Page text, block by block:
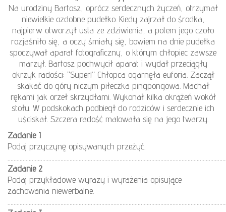
Na urodziny Bartosz, oprócz serdecznych życzeń, otrzymał
niewielkie ozdobne pudełko. Kiedy zajrzał do środka,
najpierw otworzył usta ze zdziwienia, a potem jego czoło
rozjaśniło się, a oczy śmiały się, bowiem na dnie pudełka
spoczywał aparat fotograficzny, o którym chłopiec zawsze
marzył. Bartosz pochwycił aparat i wydał przeciągły
okrzyk radości: “Super!” Chłopca ogarnęła euforia. Zaczął
skakać do góry niczym piłeczka pingpongowa. Machał
rękami jak orzeł skrzydłami. Wykonał kilka okrążeń wokół
stołu. W podskokach podbiegł do rodziców i serdecznie ich
uściskał. Szczera radość malowała się na jego twarzy.
Zadanie 1
Podaj przyczynę opisywanych przeżyć.
Zadanie 2
Podaj przykładowe wyrazy i wyrażenia opisujące
zachowania niewerbalne.